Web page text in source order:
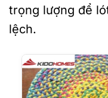
trọng lượng để
lệch.